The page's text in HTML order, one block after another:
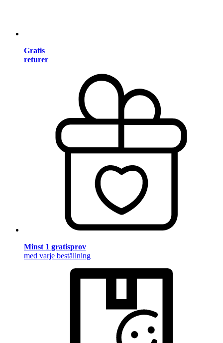
Gratis
returer
Minst 1 gratisprov
med varje beställning